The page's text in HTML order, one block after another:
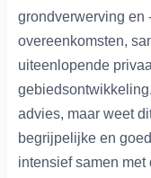
grondverwerving en
overeenkomsten,
uiteenlopende
advies, maar weet
begrijpelijke en
intensief samen met